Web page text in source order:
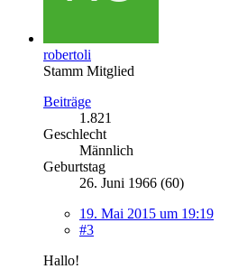
robertoli
Stamm Mitglied
Beiträge
1.821
Geschlecht
Männlich
Geburtstag
26. Juni 1966 (60)
19. Mai 2015 um 19:19
#3
Hallo!